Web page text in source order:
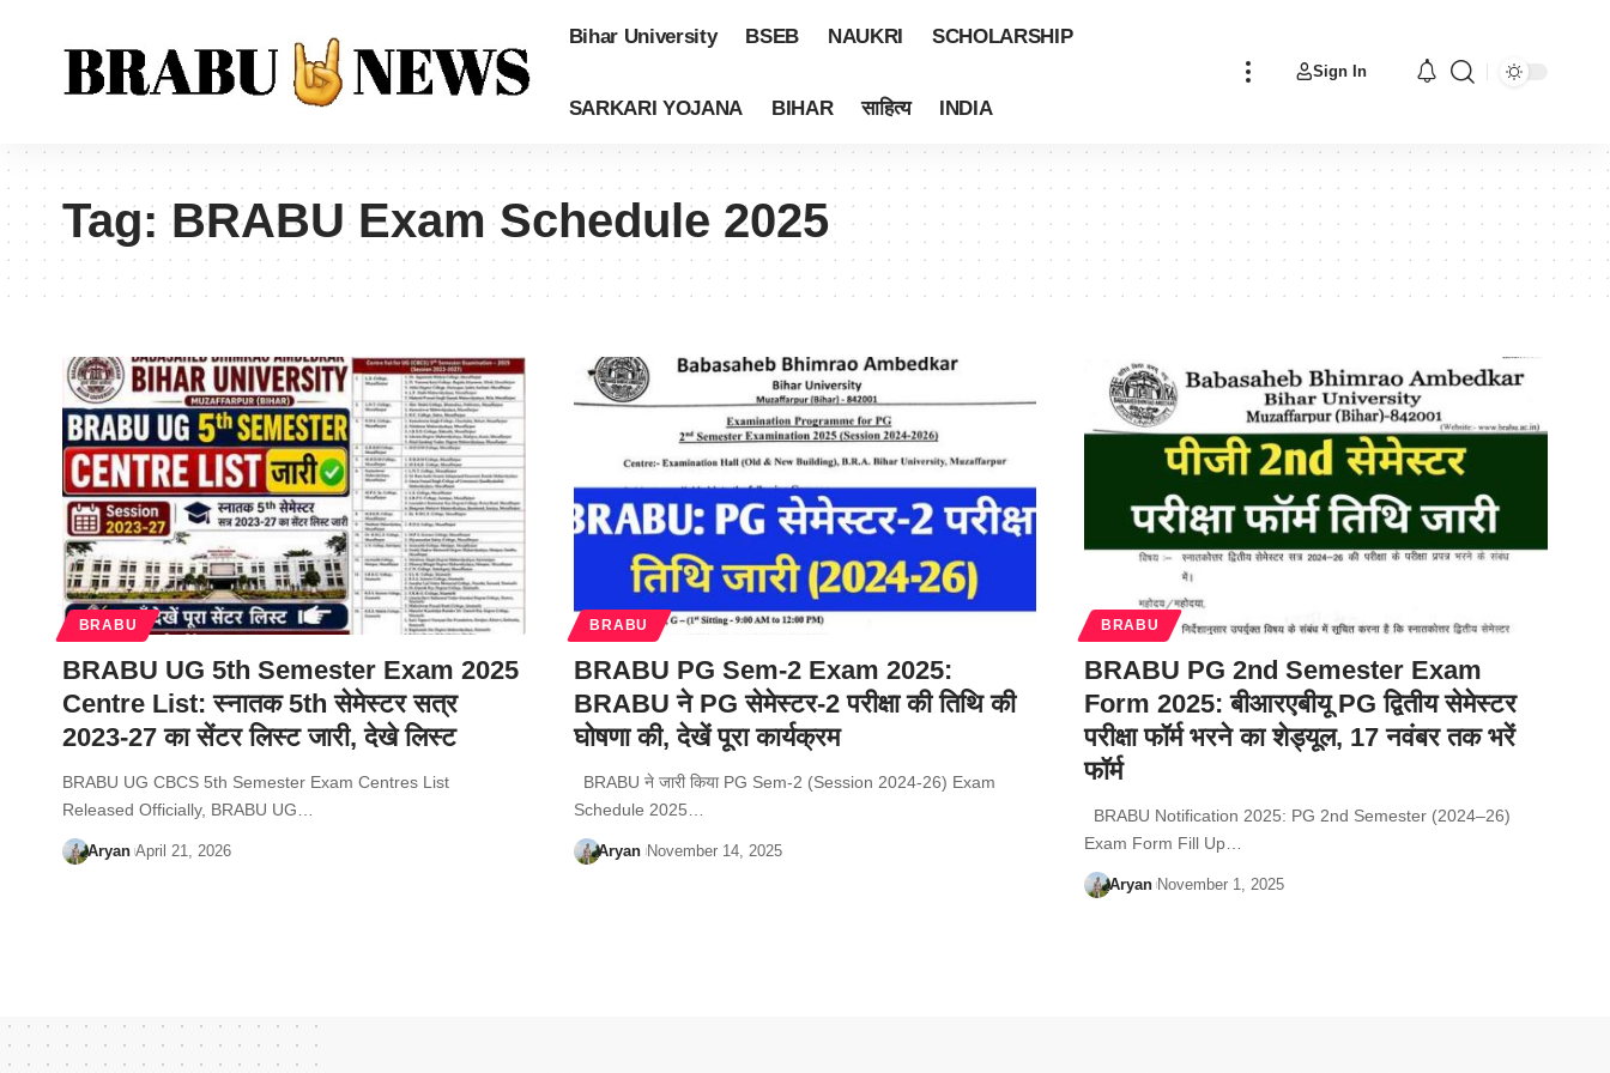
Bihar University BSEB NAUKRI SCHOLARSHIP
SARKARI YOJANA BIHAR साहित्य INDIA
Sign In
Tag:BRABU Exam Schedule 2025
BRABU
BRABU UG 5th Semester Exam 2025
Centre List: स्नातक 5th सेमेस्टर सत्र
2023-27 का सेंटर लिस्ट जारी, देखे लिस्ट
BRABU UG CBCS 5th Semester Exam Centres List
Released Officially, BRABU UG…
Aryan April 21, 2026
BRABU
BRABU PG Sem-2 Exam 2025:
BRABU ने PG सेमेस्टर-2 परीक्षा की तिथि की
घोषणा की, देखें पूरा कार्यक्रम
BRABU ने जारी किया PG Sem-2 (Session 2024-26) Exam
Schedule 2025…
Aryan November 14, 2025
BRABU
BRABU PG 2nd Semester Exam
Form 2025: बीआरएबीयू PG द्वितीय सेमेस्टर
परीक्षा फॉर्म भरने का शेड्यूल, 17 नवंबर तक भरें
फॉर्म
BRABU Notification 2025: PG 2nd Semester (2024–26)
Exam Form Fill Up…
Aryan November 1, 2025